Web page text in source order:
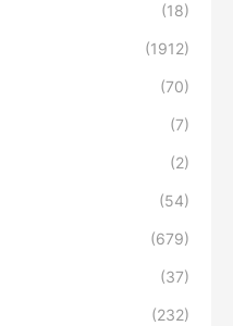
(18)
(1912)
(70)
(7)
(2)
(54)
(679)
(37)
(232)